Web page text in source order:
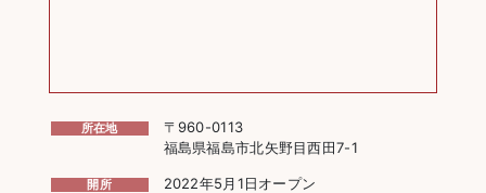
所在地
〒960-0113
福島県福島市北矢野目西田7-1
開所 2022年5月1日オープン